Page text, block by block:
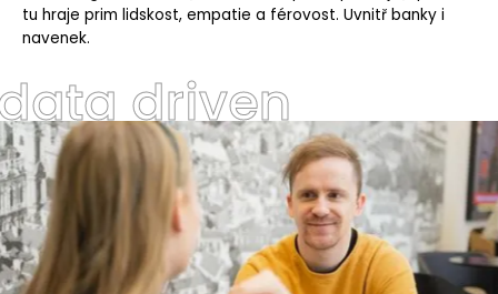
tu hraje prim lidskost, empatie a férovost. Uvnitř banky i
navenek.
driven